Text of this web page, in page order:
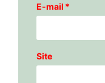
E-mail *
Site